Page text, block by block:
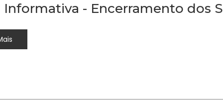
Informativa - Encerramento dos